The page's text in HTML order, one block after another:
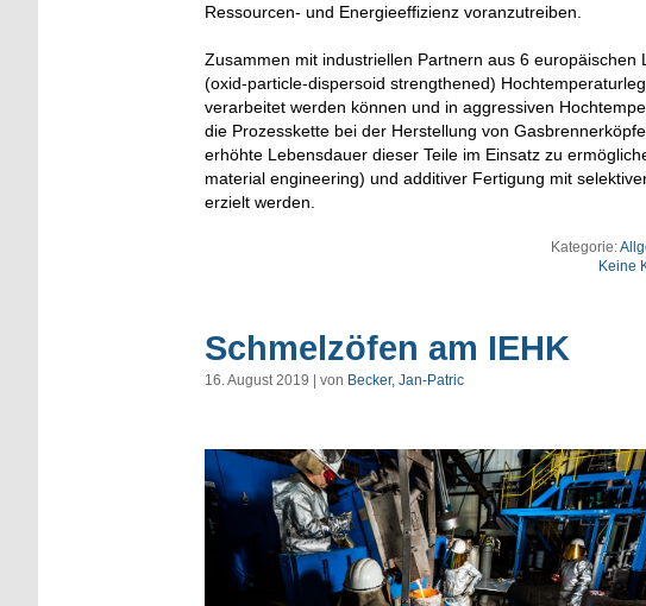
Ressourcen- und Energieeffizienz voranzutreiben.
Zusammen mit industriellen Partnern aus 6
(oxid-particle-dispersoid strengthened)
verarbeitet werden können und in aggressiven
die Prozesskette bei der Herstellung von
erhöhte Lebensdauer dieser Teile im Einsatz zu
material engineering) und additiver Fertigung mit
erzielt werden.
Kategorie:
Keine
Schmelzöfen am IEHK
16. August 2019 | von Becker, Jan-Patric